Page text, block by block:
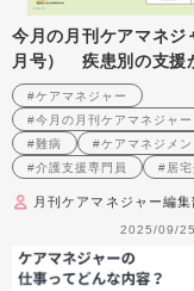
今月の月刊ケアマネジ
月号） 疾患別の支援
の知識まで 基本から押
難病のケアマネジメン
#ケアマネジャー
#今月の月刊ケアマネジャー
#難病
#ケアマネジメン
#介護支援専門員
#居宅
月刊ケアマネジャー編集
2025/09/